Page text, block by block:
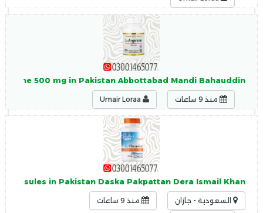
500 mg in Pakistan Abbottabad Mandi Bahauddin
منذ 9 ساعات
Capsules in Pakistan Daska Pakpattan Dera Ismail Khan
السعودية - جازان منذ 9 ساعات